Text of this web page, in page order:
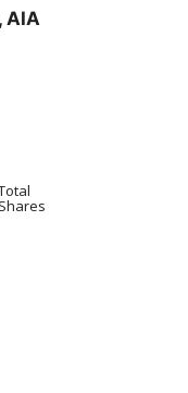
AIA
Shares